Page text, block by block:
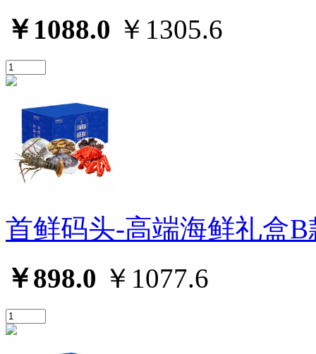
￥1088.0 ￥1305.6
首鲜码头-高端海鲜礼盒B
￥898.0 ￥1077.6